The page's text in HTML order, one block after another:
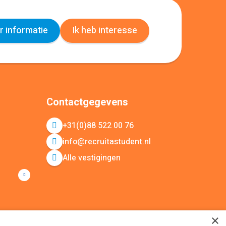
informatie Ik heb interesse
Contactgegevens
+31(0)88 522 00 76
info@recruitastudent.nl
Alle vestigingen
×